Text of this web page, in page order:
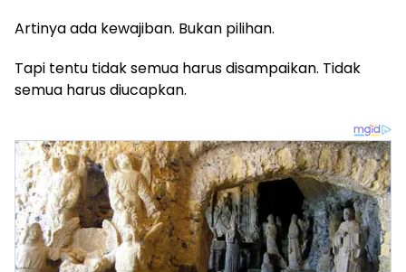
Artinya ada kewajiban. Bukan pilihan.
Tapi tentu tidak semua harus disampaikan. Tidak
semua harus diucapkan.